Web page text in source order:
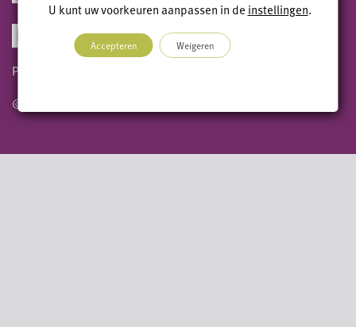
Privacy statement
© 2026 Geomaat B.V.
U kunt uw voorkeuren aanpassen in de instellingen.
Accepteren Weigeren